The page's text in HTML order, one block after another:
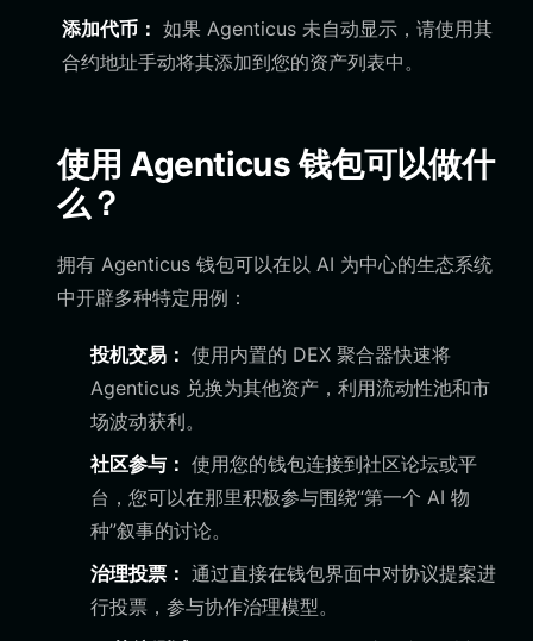
添加代币： 如果 Agenticus 未自动显示，请使用其
合约地址手动将其添加到您的资产列表中。
使用 Agenticus 钱包可以做什
么？
拥有 Agenticus 钱包可以在以 AI 为中心的生态系统
中开辟多种特定用例：
投机交易： 使用内置的 DEX 聚合器快速将
Agenticus 兑换为其他资产，利用流动性池和市
场波动获利。
社区参与： 使用您的钱包连接到社区论坛或平
台，您可以在那里积极参与围绕“第一个 AI 物
种”叙事的讨论。
治理投票： 通过直接在钱包界面中对协议提案进
行投票，参与协作治理模型。